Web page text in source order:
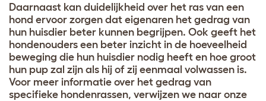
Daarnaast kan duidelijkheid over het ras van een
hond ervoor zorgen dat eigenaren het gedrag van
hun huisdier beter kunnen begrijpen. Ook geeft het
hondenouders een beter inzicht in de hoeveelheid
beweging die hun huisdier nodig heeft en hoe groot
hun pup zal zijn als hij of zij eenmaal volwassen is.
Voor meer informatie over het gedrag van
specifieke hondenrassen, verwijzen we naar onze